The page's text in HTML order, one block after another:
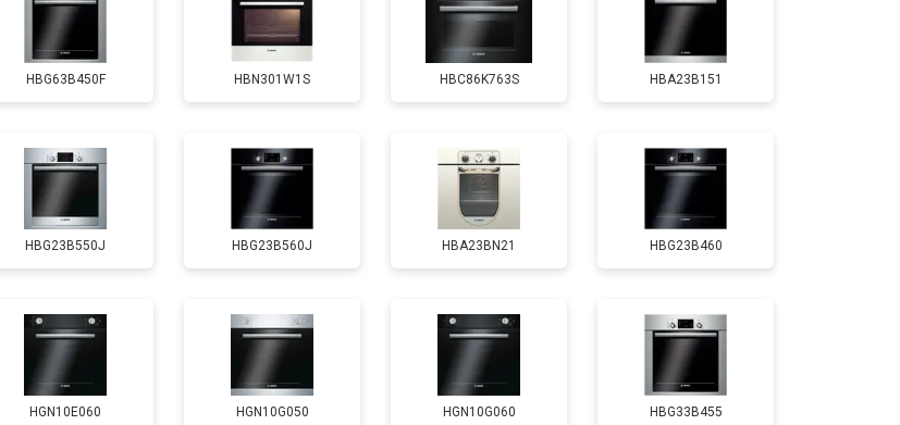
от 120 мин от 4500 ₽
HBG63B450F HBN301W1S HBC86K763S HBA23B151
HBG23B550J HBG23B560J HBA23BN21 HBG23B460
HGN10E060 HGN10G050 HGN10G060 HBG33B455